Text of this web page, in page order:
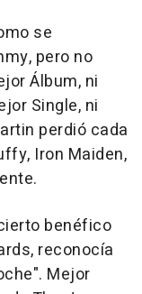
se
pero no
Álbum, ni
Single, ni
perdió cada
Iron Maiden,
benéfico
reconocía
Mejor